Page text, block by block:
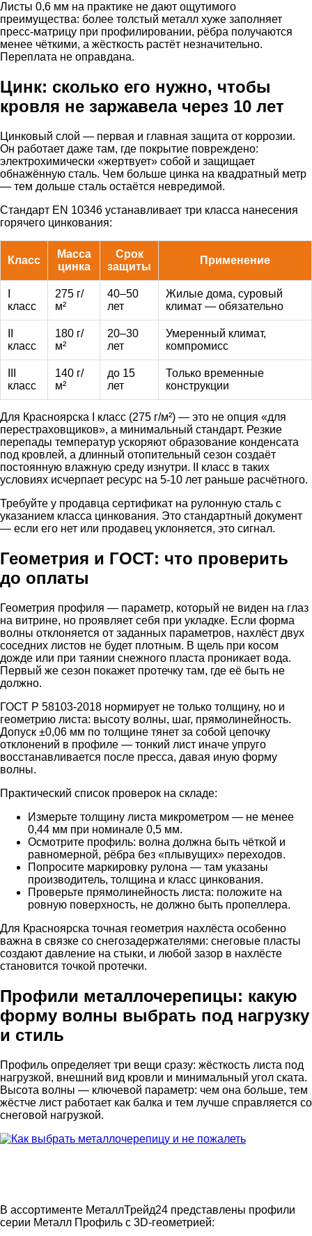
Листы 0,6 мм на практике не дают ощутимого
преимущества: более толстый металл хуже заполняет
пресс-матрицу при профилировании, рёбра получаются
менее чёткими, а жёсткость растёт незначительно.
Переплата не оправдана.
Цинк: сколько его нужно, чтобы
кровля не заржавела через 10 лет
Цинковый слой — первая и главная защита от коррозии.
Он работает даже там, где покрытие повреждено:
электрохимически «жертвует» собой и защищает
обнажённую сталь. Чем больше цинка на квадратный метр
— тем дольше сталь остаётся невредимой.
Стандарт EN 10346 устанавливает три класса нанесения
горячего цинкования:
Класс
Масса
цинка
Срок
защиты
Применение
класс
275 г/
м²
40–50
лет
Жилые дома, суровый
климат — обязательно
класс
180 г/
м²
20–30
лет
Умеренный климат,
компромисс
класс
140 г/
м²
до 15
лет
Только временные
конструкции
Для Красноярска I класс (275 г/м²) — это не опция «для
перестраховщиков», а минимальный стандарт. Резкие
перепады температур ускоряют образование конденсата
под кровлей, а длинный отопительный сезон создаёт
постоянную влажную среду изнутри. II класс в таких
условиях исчерпает ресурс на 5-10 лет раньше расчётного.
Требуйте у продавца сертификат на рулонную сталь с
указанием класса цинкования. Это стандартный документ
— если его нет или продавец уклоняется, это сигнал.
Геометрия и ГОСТ: что проверить
до оплаты
Геометрия профиля — параметр, который не виден на глаз
на витрине, но проявляет себя при укладке. Если форма
волны отклоняется от заданных параметров, нахлёст двух
соседних листов не будет плотным. В щель при косом
дожде или при таянии снежного пласта проникает вода.
Первый же сезон покажет протечку там, где её быть не
должно.
ГОСТ Р 58103-2018 нормирует не только толщину, но и
геометрию листа: высоту волны, шаг, прямолинейность.
Допуск ±0,06 мм по толщине тянет за собой цепочку
отклонений в профиле — тонкий лист иначе упруго
восстанавливается после пресса, давая иную форму
волны.
Практический список проверок на складе:
Измерьте толщину листа микрометром — не менее
0,44 мм при номинале 0,5 мм.
Осмотрите профиль: волна должна быть чёткой и
равномерной, рёбра без «плывущих» переходов.
Попросите маркировку рулона — там указаны
производитель, толщина и класс цинкования.
Проверьте прямолинейность листа: положите на
ровную поверхность, не должно быть пропеллера.
Для Красноярска точная геометрия нахлёста особенно
важна в связке со снегозадержателями: снеговые пласты
создают давление на стыки, и любой зазор в нахлёсте
становится точкой протечки.
Профили металлочерепицы: какую
форму волны выбрать под нагрузку
и стиль
Профиль определяет три вещи сразу: жёсткость листа под
нагрузкой, внешний вид кровли и минимальный угол ската.
Высота волны — ключевой параметр: чем она больше, тем
жёстче лист работает как балка и тем лучше справляется со
снеговой нагрузкой.
В ассортименте МеталлТрейд24 представлены профили
серии Металл Профиль с 3D-геометрией: